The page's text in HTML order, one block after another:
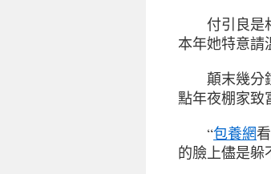
付引良是村
本年她特意請
顛末幾分鐘
點年夜棚家致
“包養網
的臉上儘是躲